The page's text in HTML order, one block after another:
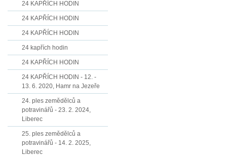
24 KAPŘÍCH HODIN
24 KAPŘÍCH HODIN
24 KAPŘÍCH HODIN
24 kapřích hodin
24 KAPŘÍCH HODIN
24 KAPŘÍCH HODIN - 12. -
13. 6. 2020, Hamr na Jezeře
24. ples zemědělců a
potravinářů - 23. 2. 2024,
Liberec
25. ples zemědělců a
potravinářů - 14. 2. 2025,
Liberec